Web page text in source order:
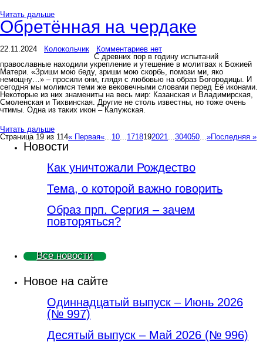
Читать дальше
Обретённая на чердаке
22.11.2024 Колокольчик
Комментариев нет
С древних пор в годину испытаний
православные находили укрепление и утешение в молитвах к Божией
Матери. «Зриши мою беду, зриши мою скорбь, помози ми, яко
немощну…» – просили они, глядя с любовью на образ Богородицы. И
сегодня мы молимся теми же вековечными словами перед Её иконами.
Некоторые из них знамениты на весь мир: Казанская и Владимирская,
Смоленская и Тихвинская. Другие не столь известны, но тоже очень
чтимы. Одна из таких икон – Калужская.
Читать дальше
Страница 19 из 114« Первая«...10...1718192021...304050...»Последняя »
Новости
Как уничтожали Рождество
Тема, о которой важно говорить
Образ прп. Сергия – зачем
повторяться?
Все новости
Новое на сайте
Одиннадцатый выпуск – Июнь 2026
(№ 997)
Деcятый выпуск – Май 2026 (№ 996)